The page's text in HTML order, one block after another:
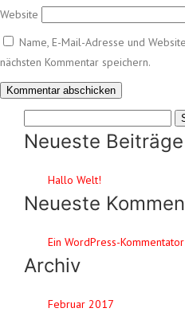
Website
Name, E-Mail-Adresse und
nächsten Kommentar speichern.
nach:
Neueste Beiträge
Hallo Welt!
Neueste
Ein WordPress-Kommentator
Archiv
Februar 2017